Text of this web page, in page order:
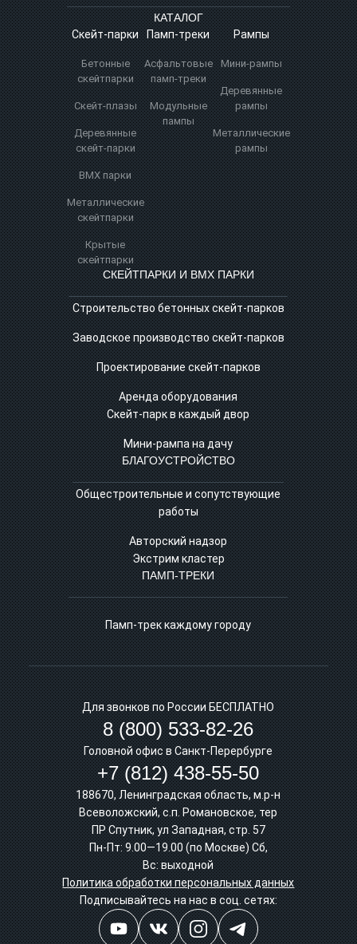
КАТАЛОГ
Скейт‑парки
Бетонные
скейтпарки
Скейт‑плазы
Деревянные
скейт‑парки
BMX парки
Металлические
скейтпарки
Крытые
скейтпарки
Памп‑треки
Асфальтовые
памп‑треки
Модульные
пампы
Рампы
Мини-рампы
Деревянные
рампы
Металлические
рампы
СКЕЙТПАРКИ И BMX ПАРКИ
Строительство бетонных скейт‑парков
Заводское производство скейт-парков
Проектирование скейт-парков
Аренда оборудования
Скейт-парк в каждый двор
Мини-рампа на дачу
БЛАГОУСТРОЙСТВО
Общестроительные и сопутствующие
работы
Авторский надзор
Экстрим кластер
ПАМП‑ТРЕКИ
Памп-трек каждому городу
Для звонков по России БЕСПЛАТНО
8 (800) 533-82-26
Головной офис в Санкт-Перербурге
+7 (812) 438-55-50
Подписывайтесь на нас в соц. сетях:
188670, Ленинградская область, м.р-н
Всеволожский, с.п. Романовское, тер
ПР Спутник, ул Западная, стр. 57
Пн-Пт: 9.00—19.00 (по Москве) Сб,
Вс: выходной
Политика обработки персональных данных